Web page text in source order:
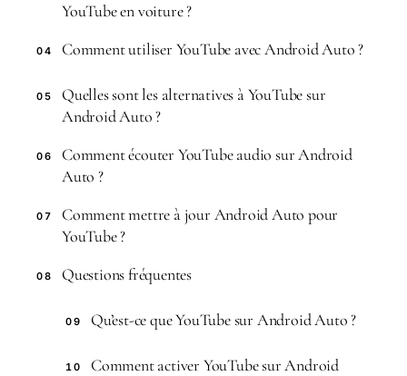
YouTube en voiture ?
04 Comment utiliser YouTube avec Android Auto ?
05
Quelles sont les alternatives à YouTube sur
Android Auto ?
06
Comment écouter YouTube audio sur Android
Auto ?
07
Comment mettre à jour Android Auto pour
YouTube ?
08 Questions fréquentes
09 Qu’est-ce que YouTube sur Android Auto ?
10
Comment activer YouTube sur Android